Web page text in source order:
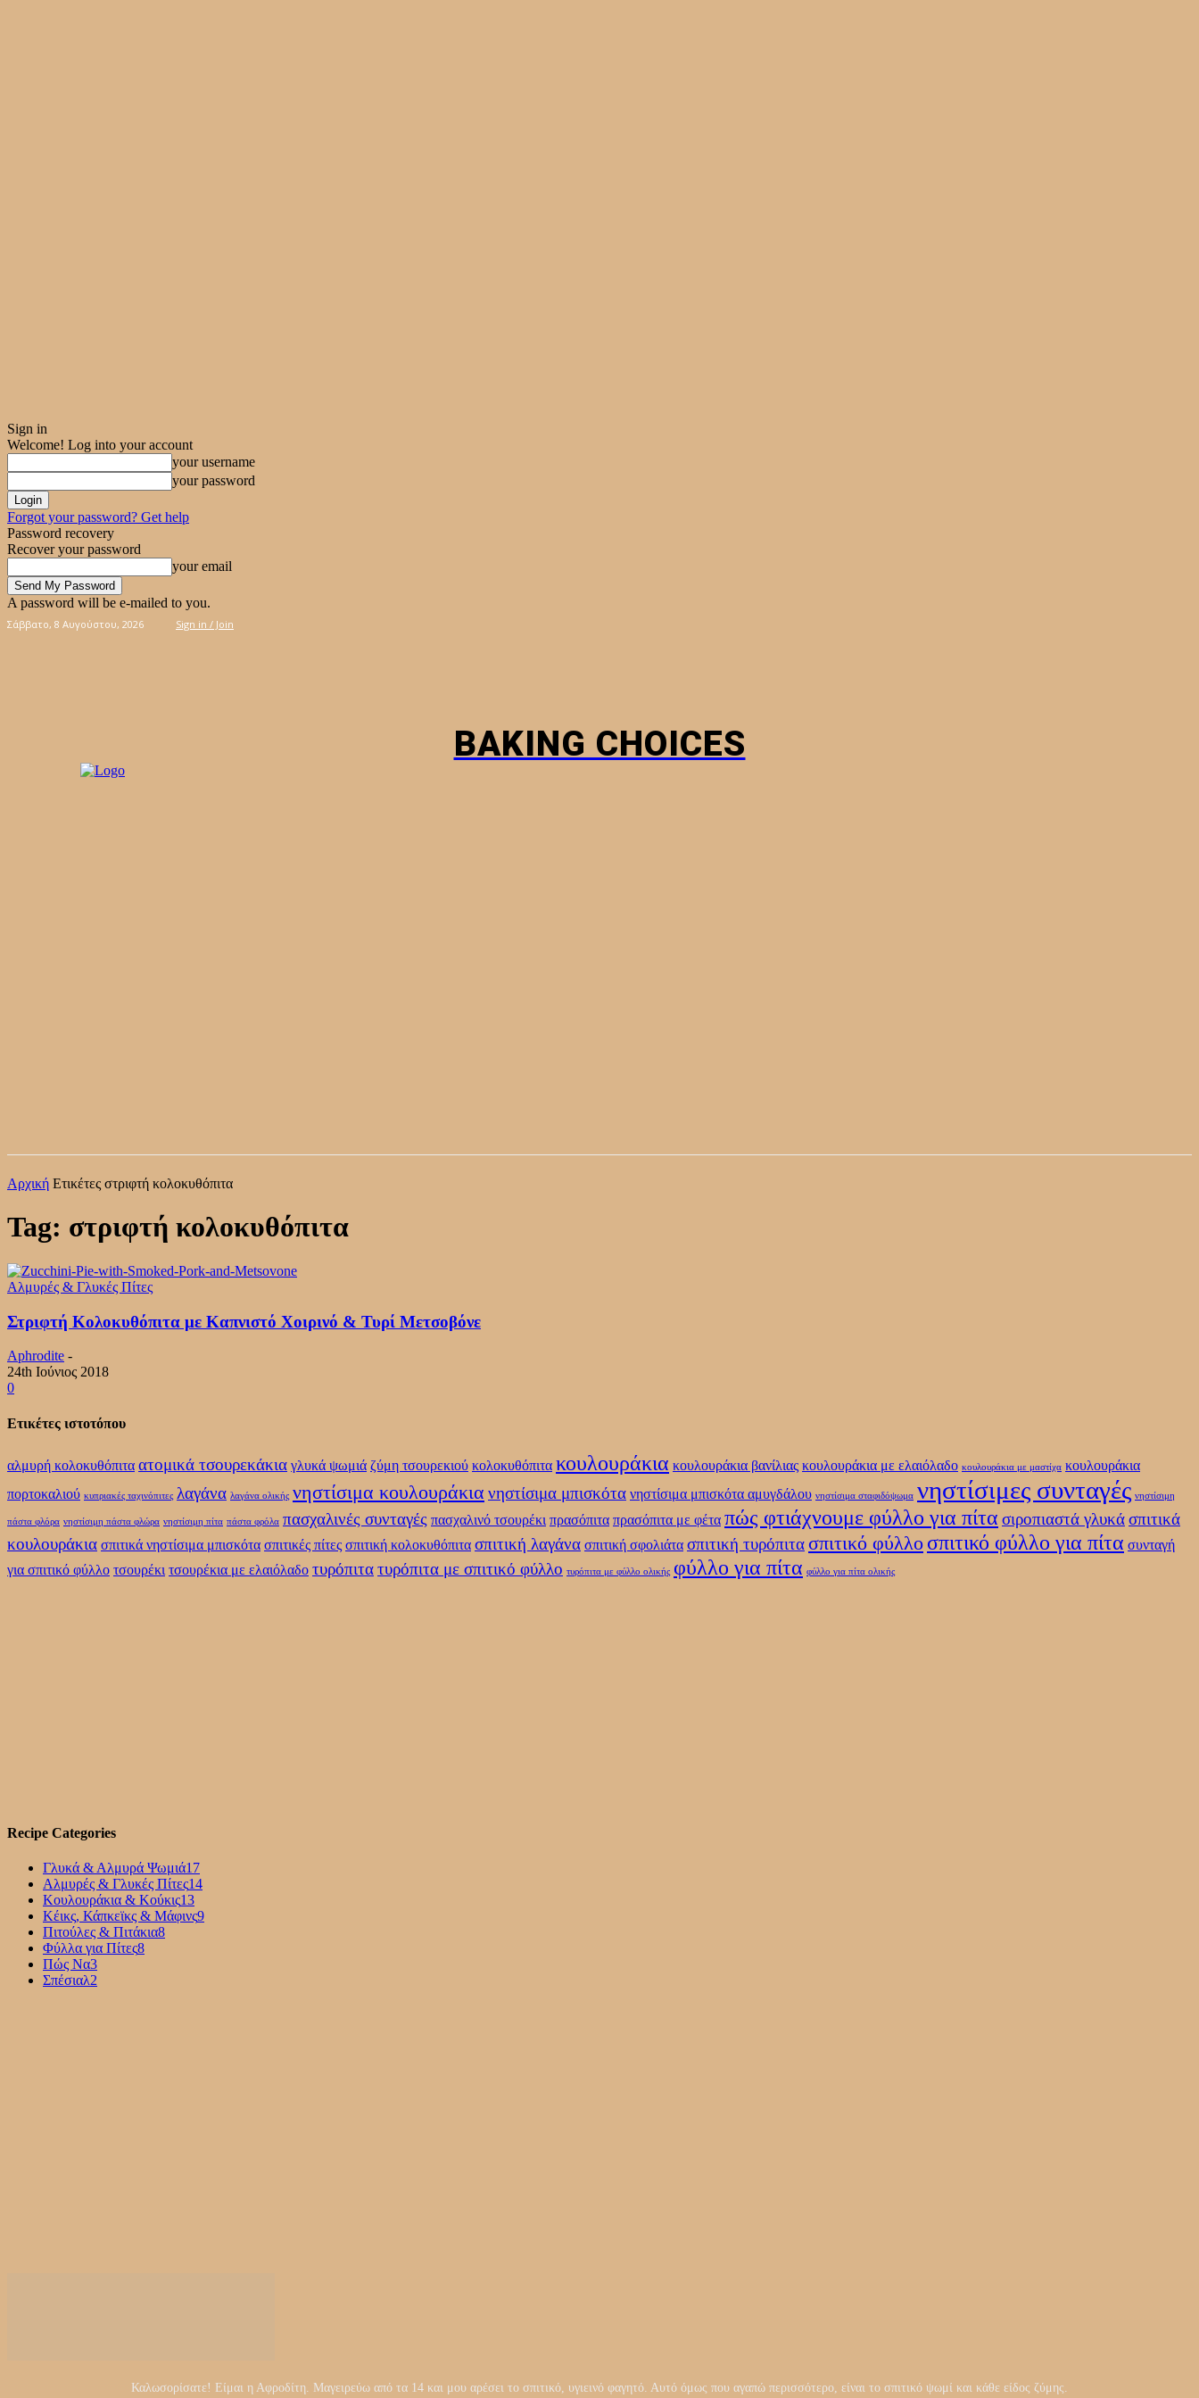
Sign in
Welcome! Log into your account
your username
your password
Forgot your password? Get help
Password recovery
Recover your password
your email
A password will be e-mailed to you.
Σάββατο, 8 Αυγούστου, 2026 Sign in / Join
BAKING CHOICES
Αρχική Ετικέτες στριφτή κολοκυθόπιτα
Tag: στριφτή κολοκυθόπιτα
Αλμυρές & Γλυκές Πίτες
Στριφτή Κολοκυθόπιτα με Καπνιστό Χοιρινό & Τυρί Μετσοβόνε
Aphrodite -
24th Ιούνιος 2018
0
Ετικέτες ιστοτόπου
αλμυρή κολοκυθόπιτα ατομικά τσουρεκάκια γλυκά ψωμιά ζύμη τσουρεκιού κολοκυθόπιτα κουλουράκια κουλουράκια βανίλιας κουλουράκια με ελαιόλαδο κουλουράκια με μαστίχα κουλουράκια
πορτοκαλιού κυπριακές ταχινόπιτες λαγάνα λαγάνα ολικής νηστίσιμα κουλουράκια νηστίσιμα μπισκότα νηστίσιμα μπισκότα αμυγδάλου νηστίσιμα σταφιδόψωμα νηστίσιμες συνταγές νηστίσιμη
πάστα φλόρα νηστίσιμη πάστα φλώρα νηστίσιμη πίτα πάστα φρόλα πασχαλινές συνταγές πασχαλινό τσουρέκι πρασόπιτα πρασόπιτα με φέτα πώς φτιάχνουμε φύλλο για πίτα σιροπιαστά γλυκάσπιτικά
κουλουράκια σπιτικά νηστίσιμα μπισκότα σπιτικές πίτες σπιτική κολοκυθόπιτα σπιτική λαγάνα σπιτική σφολιάτα σπιτική τυρόπιτασπιτικό φύλλο σπιτικό φύλλο για πίτα συνταγή
για σπιτικό φύλλο τσουρέκι τσουρέκια με ελαιόλαδο τυρόπιτατυρόπιτα με σπιτικό φύλλο τυρόπιτα με φύλλο ολικής φύλλο για πίτα φύλλο για πίτα ολικής
Recipe Categories
Γλυκά & Αλμυρά Ψωμιά17
Αλμυρές & Γλυκές Πίτες14
Κουλουράκια & Κούκις13
Κέικς, Κάπκεϊκς & Μάφινς9
Πιτούλες & Πιτάκια8
Φύλλα για Πίτες8
Πώς Να3
Σπέσιαλ2
Καλωσορίσατε! Είμαι η Αφροδίτη. Μαγειρεύω από τα 14 και μου αρέσει το σπιτικό, υγιεινό φαγητό. Αυτό όμως που αγαπώ περισσότερο, είναι το σπιτικό ψωμί και κάθε είδος ζύμης.